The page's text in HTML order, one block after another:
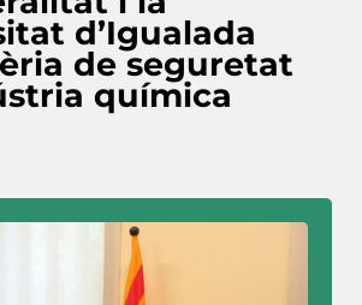
d’Igualada
de seguretat
química